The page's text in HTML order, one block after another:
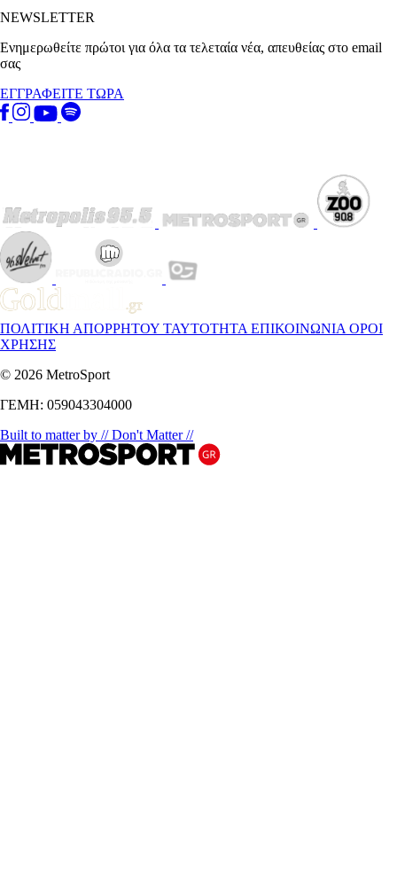
NEWSLETTER
Ενημερωθείτε πρώτοι για όλα τα τελεταία νέα, απευθείας στο email
σας
ΕΓΓΡΑΦΕΙΤΕ ΤΩΡΑ
ΠΟΛΙΤΙΚΗ ΑΠΟΡΡΗΤΟΥ ΤΑΥΤΟΤΗΤΑ ΕΠΙΚΟΙΝΩΝΙΑ ΟΡΟΙ
ΧΡΗΣΗΣ
© 2026 MetroSport
ΓΕΜΗ: 059043304000
Built to matter by // Don't Matter //